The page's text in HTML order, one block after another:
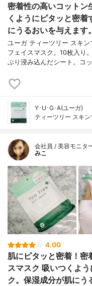
密着性の高いコットン
くようにピタッと密
にうるおいを与えます。
ユーガ ティーツリー スキ
フェイスマスク。10枚入り
ぷり浸み込んだシート。コ
Y･U･G･A(ユーガ)
ティーツリー スキン
会社員 / 美容モニタ
みこ
4.00
肌にピタッと密着！密
スマスク 吸いつくよ
ク。保湿成分が肌にう